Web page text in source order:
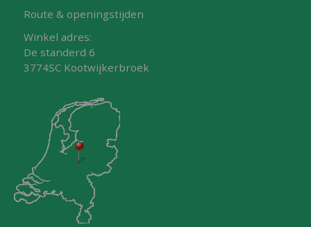
Route & openingstijden
Winkel adres:
De standerd 6
3774SC Kootwijkerbroek